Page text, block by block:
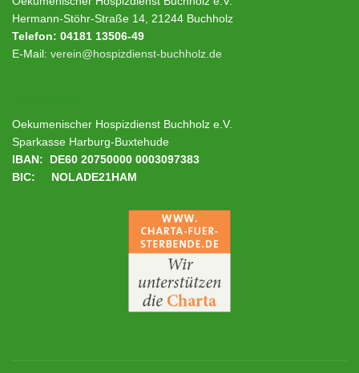
Hermann-Stöhr-Straße 14, 21244 Buchholz
Telefon: 04181 13506-49
E-Mail: verein@hospizdienst-buchholz.de
Oekumenischer Hospizdienst Buchholz e.V.
Sparkasse Harburg-Buxtehude
IBAN: DE60 20750000 0003097383
BIC: NOLADE21HAM